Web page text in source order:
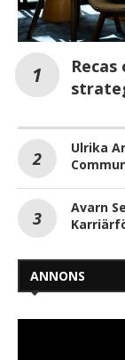
Ulrika
Avarn
ANNONS